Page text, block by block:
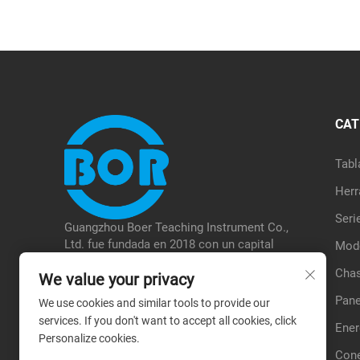
Guangzhou Boer Teaching Instrument Co.,
Ltd. fue fundada en 2018 con un capital
el distrito de Baiyun, Guangzhou. La empresa
se especializa en la investigación y
desarrollo, producción y venta de
instrumentos de enseñanza para vehículos
de nueva energía y otros campos, ofreciendo
We value your privacy
We use cookies and similar tools to provide our
services. If you don't want to accept all cookies, click
Personalize cookies.